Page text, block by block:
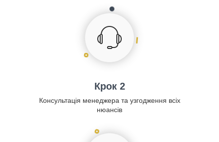
Крок 2
Консультація менеджера та узгодження всіх
нюансів